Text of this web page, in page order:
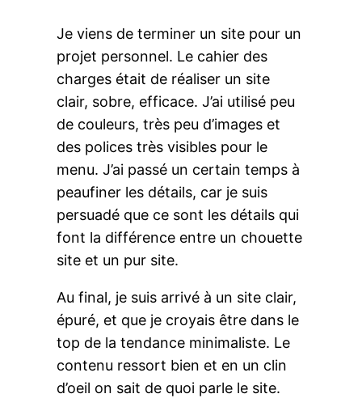
Je viens de terminer un site pour un
projet personnel. Le cahier des
charges était de réaliser un site
clair, sobre, efficace. J’ai utilisé peu
de couleurs, très peu d’images et
des polices très visibles pour le
menu. J’ai passé un certain temps à
peaufiner les détails, car je suis
persuadé que ce sont les détails qui
font la différence entre un chouette
site et un pur site.
Au final, je suis arrivé à un site clair,
épuré, et que je croyais être dans le
top de la tendance minimaliste. Le
contenu ressort bien et en un clin
d’oeil on sait de quoi parle le site.